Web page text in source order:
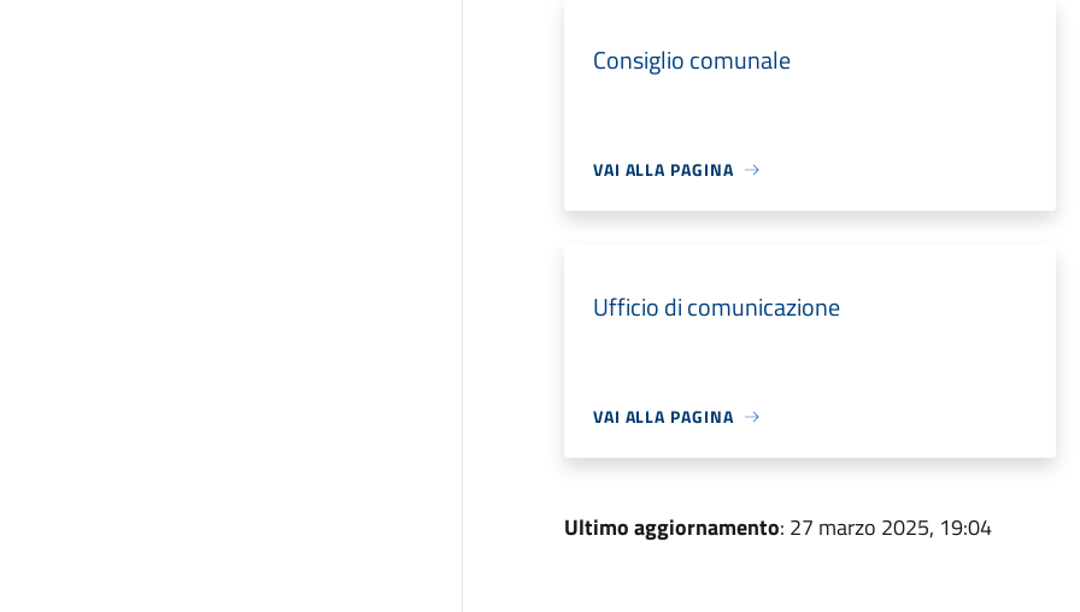
Consiglio comunale
VAI ALLA PAGINA
Ufficio di comunicazione
VAI ALLA PAGINA
Ultimo aggiornamento: 27 marzo 2025, 19:04